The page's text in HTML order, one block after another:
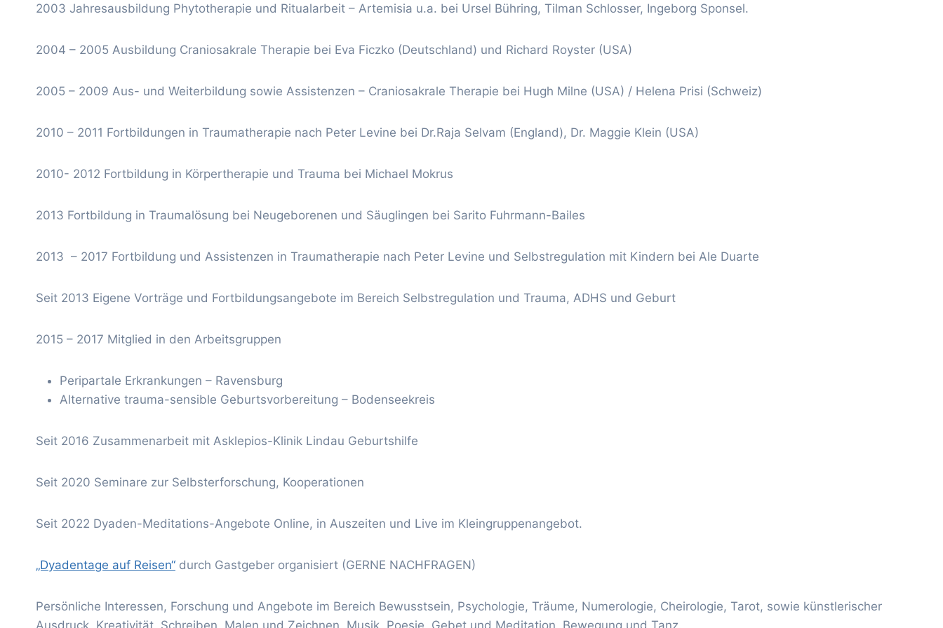
2003 Jahresausbildung Phytotherapie und Ritualarbeit – Artemisia u.a. bei Ursel Bühring, Tilman Schlosser, Ingeborg Sponsel.
2004 – 2005 Ausbildung Craniosakrale Therapie bei Eva Ficzko (Deutschland) und Richard Royster (USA)
2005 – 2009 Aus- und Weiterbildung sowie Assistenzen – Craniosakrale Therapie bei Hugh Milne (USA) / Helena Prisi (Schweiz)
2010 – 2011 Fortbildungen in Traumatherapie nach Peter Levine bei Dr.Raja Selvam (England), Dr. Maggie Klein (USA)
2010- 2012 Fortbildung in Körpertherapie und Trauma bei Michael Mokrus
2013 Fortbildung in Traumalösung bei Neugeborenen und Säuglingen bei Sarito Fuhrmann-Bailes
2013 – 2017 Fortbildung und Assistenzen in Traumatherapie nach Peter Levine und Selbstregulation mit Kindern bei Ale Duarte
Seit 2013 Eigene Vorträge und Fortbildungsangebote im Bereich Selbstregulation und Trauma, ADHS und Geburt
2015 – 2017 Mitglied in den Arbeitsgruppen
Peripartale Erkrankungen – Ravensburg
Alternative trauma-sensible Geburtsvorbereitung – Bodenseekreis
Seit 2016 Zusammenarbeit mit Asklepios-Klinik Lindau Geburtshilfe
Seit 2020 Seminare zur Selbsterforschung, Kooperationen
Seit 2022 Dyaden-Meditations-Angebote Online, in Auszeiten und Live im Kleingruppenangebot.
„Dyadentage auf Reisen“ durch Gastgeber organisiert (GERNE NACHFRAGEN)
Persönliche Interessen, Forschung und Angebote im Bereich Bewusstsein, Psychologie, Träume, Numerologie, Cheirologie, Tarot, sowie künstlerischer
Ausdruck, Kreativität, Schreiben, Malen und Zeichnen, Musik, Poesie, Gebet und Meditation, Bewegung und Tanz.